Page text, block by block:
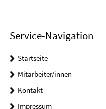
Service-Navigation
Startseite
Mitarbeiter/innen
Kontakt
Impressum